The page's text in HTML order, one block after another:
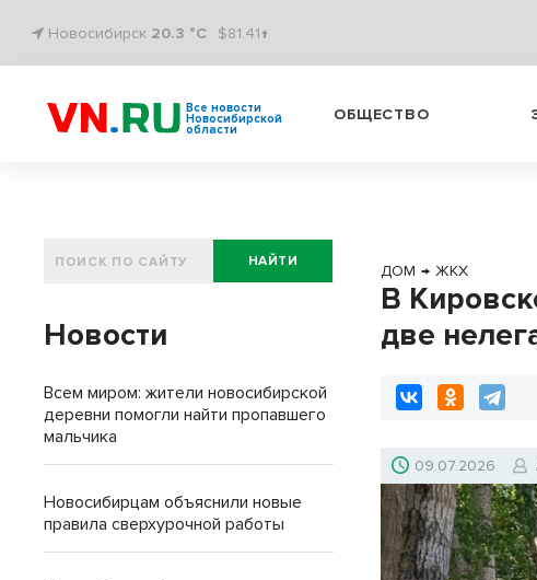
Новосибирск 20.3 °C $81.41↑
Все новости
Новосибирской
области
ОБЩЕСТВО
ДОМ → ЖКХ
В
две
09.07.2026
НАЙТИ
Новости
Всем миром: жители новосибирской
деревни помогли найти пропавшего
мальчика
Новосибирцам объяснили новые
правила сверхурочной работы